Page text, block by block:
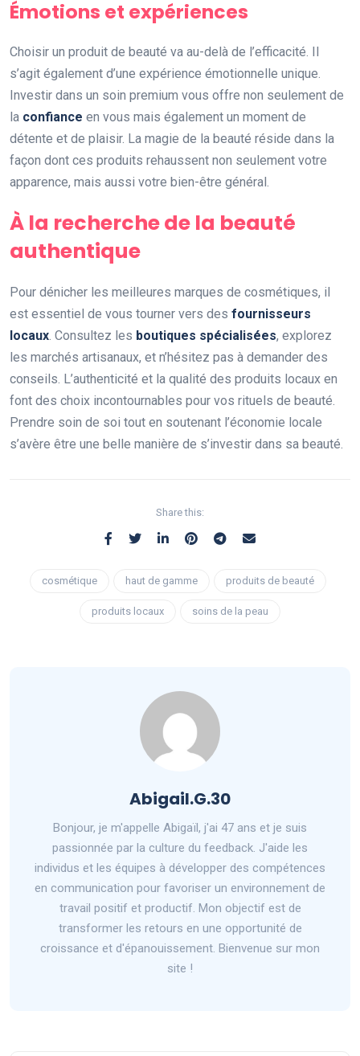
Émotions et expériences
Choisir un produit de beauté va au-delà de l’efficacité. Il
s’agit également d’une expérience émotionnelle unique.
Investir dans un soin premium vous offre non seulement de
la confiance en vous mais également un moment de
détente et de plaisir. La magie de la beauté réside dans la
façon dont ces produits rehaussent non seulement votre
apparence, mais aussi votre bien-être général.
À la recherche de la beauté
authentique
Pour dénicher les meilleures marques de cosmétiques, il
est essentiel de vous tourner vers des fournisseurs
locaux . Consultez les boutiques spécialisées, explorez
les marchés artisanaux, et n’hésitez pas à demander des
conseils. L’authenticité et la qualité des produits locaux en
font des choix incontournables pour vos rituels de beauté.
Prendre soin de soi tout en soutenant l’économie locale
s’avère être une belle manière de s’investir dans sa beauté.
Share this:
cosmétique haut de gamme produits de beauté
produits locaux soins de la peau
Abigail.G.30
Bonjour, je m'appelle Abigaïl, j'ai 47 ans et je suis
passionnée par la culture du feedback. J'aide les
individus et les équipes à développer des compétences
en communication pour favoriser un environnement de
travail positif et productif. Mon objectif est de
transformer les retours en une opportunité de
croissance et d'épanouissement. Bienvenue sur mon
site !